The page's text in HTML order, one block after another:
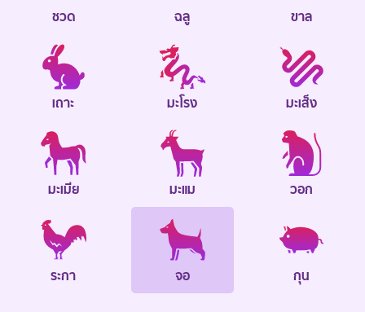
ชวด ฉลู ขาล
เถาะ มะโรง มะเส็ง
มะเมีย มะแม วอก
ระกา จอ กุน